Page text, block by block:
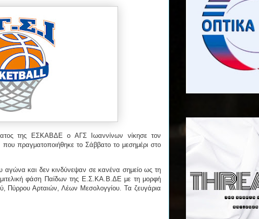
της ΕΣΚΑΒΔΕ ο ΑΓΣ Ιωαννίνων νίκησε τον
πραγματοποιήθηκε το Σάββατο το μεσημέρι στο
αγώνα και δεν κινδύνεψαν σε κανένα σημείο ως τη
φάση Παίδων της Ε.Σ.ΚΑ.Β.ΔΕ με τη μορφή
Πύρρου Αρταιών, Λέων Μεσολογγίου. Τα ζευγάρια